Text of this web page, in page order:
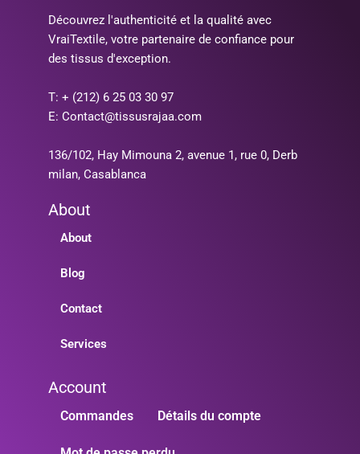
Découvrez l'authenticité et la qualité avec
VraiTextile, votre partenaire de confiance pour
des tissus d'exception.
T: + (212) 6 25 03 30 97
E: Contact@tissusrajaa.com
136/102, Hay Mimouna 2, avenue 1, rue 0, Derb
milan, Casablanca
About
About
Blog
Contact
Services
Account
Commandes Détails du compte